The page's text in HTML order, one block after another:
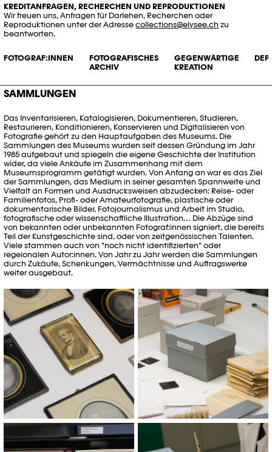
KREDITANFRAGEN, RECHERCHEN UND REPRODUKTIONEN
Wir freuen uns, Anfragen für Darlehen, Recherchen oder
Reproduktionen unter der Adressecollections@elysee.ch zu
beantworten.
FOTOGRAF:INNEN
FOTOGRAFISCHES
ARCHIV
GEGENWÄRTIGE
KREATION
SAMMLUNGEN
Das Inventarisieren, Katalogisieren, Dokumentieren, Studieren,
Restaurieren, Konditionieren, Konservieren und Digitalisieren von
Fotografie gehört zu den Hauptaufgaben des Museums. Die
Sammlungen des Museums wurden seit dessen Gründung im Jahr
1985 aufgebaut und spiegeln die eigene Geschichte der Institution
wider, da viele Ankäufe im Zusammenhang mit dem
Museumsprogramm getätigt wurden. Von Anfang an war es das Ziel
der Sammlungen, das Medium in seiner gesamten Spannweite und
Vielfalt an Formen und Ausdrucksweisen abzudecken: Reise- oder
Familienfotos, Profi- oder Amateurfotografie, plastische oder
dokumentarische Bilder, Fotojournalismus und Arbeit im Studio,
fotografische oder wissenschaftliche Illustration… Die Abzüge sind
von bekannten oder unbekannten Fotograf:innen signiert, die bereits
Teil der Kunstgeschichte sind, oder von zeitgenössischen Talenten.
Viele stammen auch von "noch nicht identifizierten" oder
regeionalen Autor:innen. Von Jahr zu Jahr werden die Sammlungen
durch Zukäufe, Schenkungen, Vermächtnisse und Auftragswerke
weiter ausgebaut.
© Mathilda Olmi © Mathilda Olmi
© Mathilda Olmi